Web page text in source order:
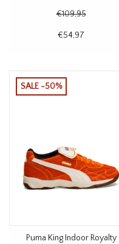
€109,95
€54,97
SALE -50%
Puma King Indoor Royalty